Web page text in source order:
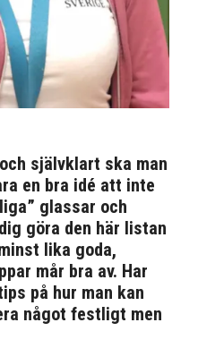
självklart ska man
en bra idé att inte
glassar och
göra den här listan
lika goda,
mår bra av. Har
på hur man kan
något festligt men